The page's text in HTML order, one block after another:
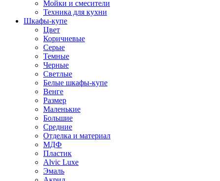
Мойки и смесители
Техника для кухни
Шкафы-купе
Цвет
Коричневые
Серые
Темные
Черные
Светлые
Белые шкафы-купе
Венге
Размер
Маленькие
Большие
Средние
Отделка и материал
МДФ
Пластик
Alvic Luxe
Эмаль